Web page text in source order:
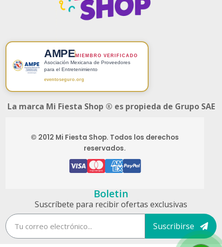
AMPE MIEMBRO VERIFICADO
Asociación Mexicana de Proveedores
para el Entretenimiento
eventoseguro.org
La marca Mi Fiesta Shop ® es propieda de Grupo SAE
© 2012 Mi Fiesta Shop. Todos los derechos
reservados.
Boletin
Suscríbete para recibir ofertas exclusivas
Suscribirse